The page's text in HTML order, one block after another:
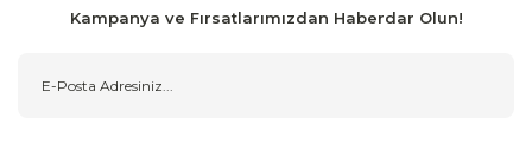
Kampanya ve Fırsatlarımızdan Haberdar Olun!